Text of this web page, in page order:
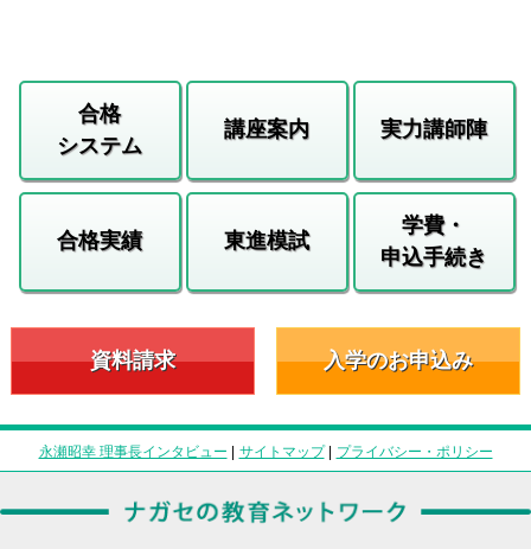
合格
システム
講座案内 実力講師陣
合格実績 東進模試
学費・
申込手続き
資料請求 入学のお申込み
永瀬昭幸 理事長インタビュー | サイトマップ| プライバシー・ポリシー